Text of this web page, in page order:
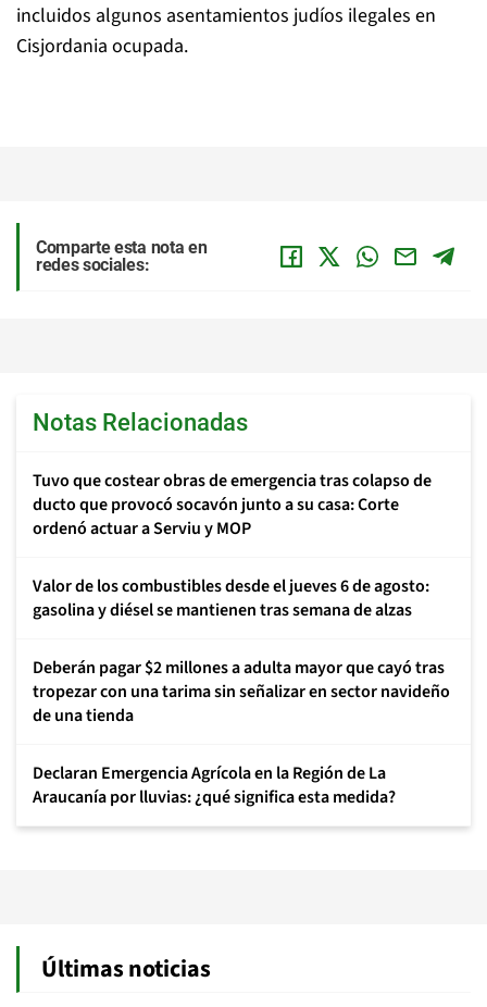
incluidos algunos asentamientos judíos ilegales en
Cisjordania ocupada.
Comparte esta nota en
redes sociales:
Notas Relacionadas
Tuvo que costear obras de emergencia tras colapso de
ducto que provocó socavón junto a su casa: Corte
ordenó actuar a Serviu y MOP
Valor de los combustibles desde el jueves 6 de agosto:
gasolina y diésel se mantienen tras semana de alzas
Deberán pagar $2 millones a adulta mayor que cayó tras
tropezar con una tarima sin señalizar en sector navideño
de una tienda
Declaran Emergencia Agrícola en la Región de La
Araucanía por lluvias: ¿qué significa esta medida?
Últimas noticias